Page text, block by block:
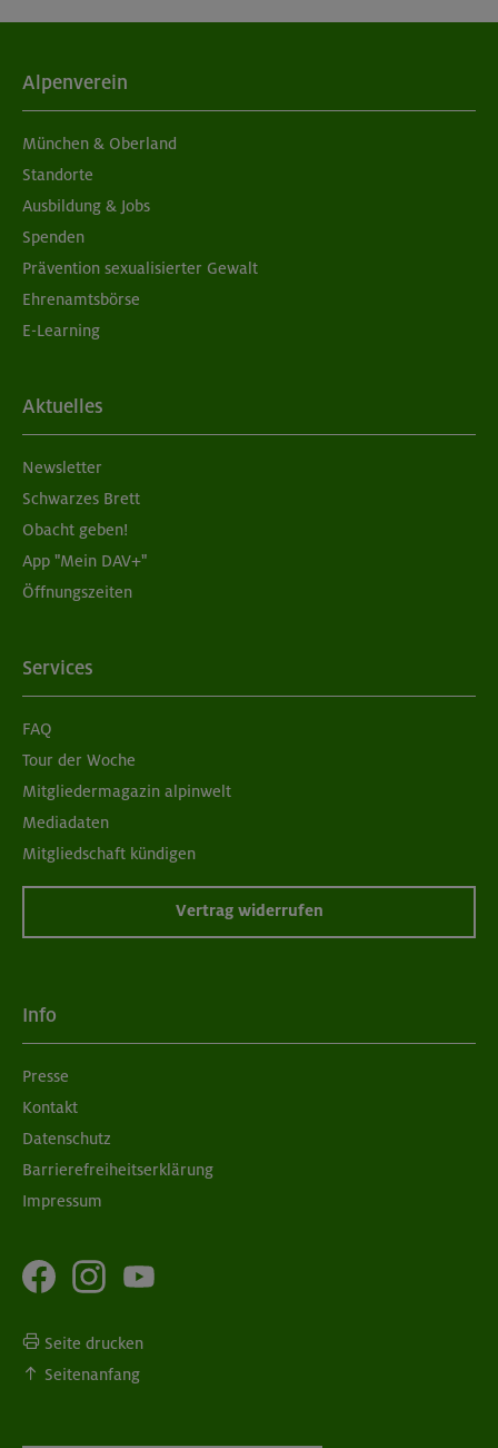
Alpenverein
München & Oberland
Standorte
Ausbildung & Jobs
Spenden
Prävention sexualisierter Gewalt
Ehrenamtsbörse
E-Learning
Aktuelles
Newsletter
Schwarzes Brett
Obacht geben!
App "Mein DAV+"
Öffnungszeiten
Services
FAQ
Tour der Woche
Mitgliedermagazin alpinwelt
Mediadaten
Mitgliedschaft kündigen
Vertrag widerrufen
Info
Presse
Kontakt
Datenschutz
Barrierefreiheitserklärung
Impressum
Seite drucken
Seitenanfang